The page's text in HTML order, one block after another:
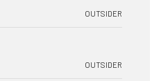
OUTSIDER
OUTSIDER